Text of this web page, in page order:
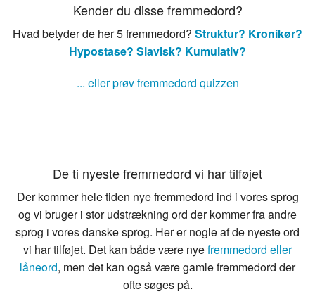
Kender du disse fremmedord?
Hvad betyder de her 5 fremmedord? Struktur? Kronikør?
Hypostase? Slavisk? Kumulativ?
... eller prøv fremmedord quizzen
De ti nyeste fremmedord vi har tilføjet
Der kommer hele tiden nye fremmedord ind i vores sprog
og vi bruger i stor udstrækning ord der kommer fra andre
sprog i vores danske sprog. Her er nogle af de nyeste ord
vi har tilføjet. Det kan både være nyefremmedord eller
låneord, men det kan også være gamle fremmedord der
ofte søges på.